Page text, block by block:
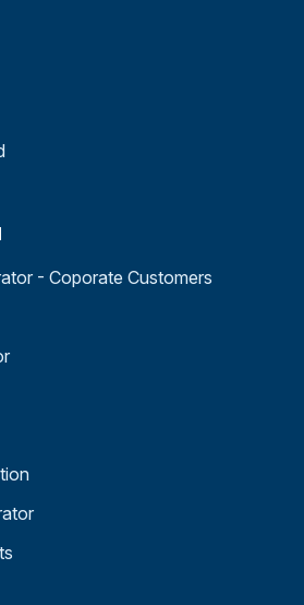
- Coporate Customers